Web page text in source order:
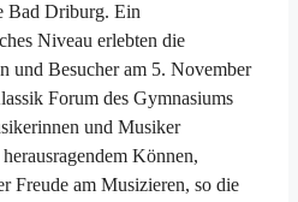
Bad Driburg. Ein
Niveau erlebten die
und Besucher am 5. November
Forum des Gymnasiums
und Musiker
Können,
Freude am Musizieren, so die